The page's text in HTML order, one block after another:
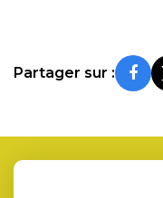
Partager sur :